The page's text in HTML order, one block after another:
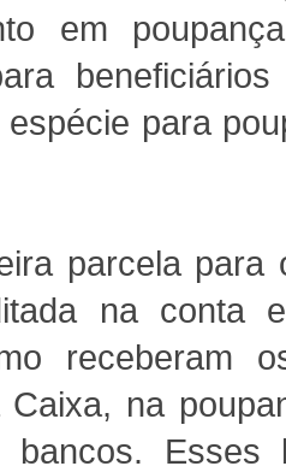
em
para
parcela para
na conta
receberam
Caixa, na
bancos. Esses